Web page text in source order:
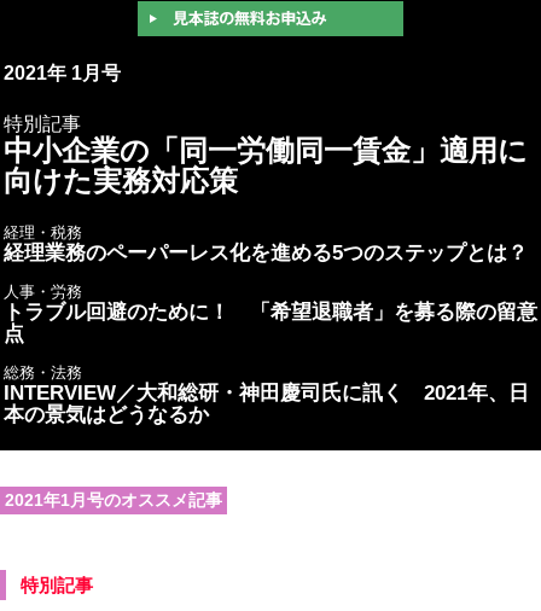
2021年 1月号
特別記事
中小企業の「同一労働同一賃金」適用に
向けた実務対応策
経理・税務
経理業務のペーパーレス化を進める5つのステップとは？
人事・労務
トラブル回避のために！ 「希望退職者」を募る際の留意
点
総務・法務
INTERVIEW／大和総研・神田慶司氏に訊く 2021年、日
本の景気はどうなるか
2021年1月号のオススメ記事
特別記事